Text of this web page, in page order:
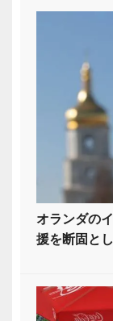
オランダの
援を断固と